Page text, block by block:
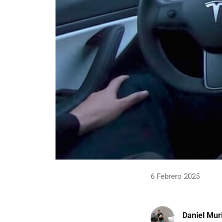
6 Febrero 2025
Daniel